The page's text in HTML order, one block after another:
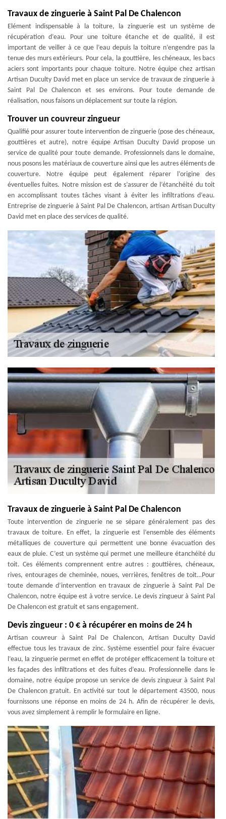
Travaux de zinguerie à Saint Pal De Chalencon
Elément indispensable à la toiture, la zinguerie est un système de
récupération d’eau. Pour une toiture étanche et de qualité, il est
important de veiller à ce que l’eau depuis la toiture n’engendre pas la
tenue des murs extérieurs. Pour cela, la gouttière, les chéneaux, les bacs
aciers sont importants pour chaque toiture. Notre équipe chez artisan
Artisan Duculty David met en place un service de travaux de zinguerie à
Saint Pal De Chalencon et ses environs. Pour toute demande de
réalisation, nous faisons un déplacement sur toute la région.
Trouver un couvreur zingueur
Qualifié pour assurer toute intervention de zinguerie (pose des chéneaux,
gouttières et autre), notre équipe Artisan Duculty David propose un
service de qualité pour toute demande. Professionnels dans le domaine,
nous posons les matériaux de couverture ainsi que les autres éléments de
couverture. Notre équipe peut également réparer l’origine des
éventuelles fuites. Notre mission est de s’assurer de l’étanchéité du toit
en accomplissant toutes tâches visant à éviter les infiltrations d’eau.
Entreprise de zinguerie à Saint Pal De Chalencon, artisan Artisan Duculty
David met en place des services de qualité.
Travaux de zinguerie à Saint Pal De Chalencon
Toute intervention de zinguerie ne se sépare généralement pas des
travaux de toiture. En effet, la zinguerie est l’ensemble des éléments
métalliques de couverture qui permettent une bonne évacuation des
eaux de pluie. C’est un système qui permet une meilleure étanchéité du
toit. Ces éléments comprennent entre autres : gouttières, chéneaux,
rives, entourages de cheminée, noues, verrières, fenêtres de toit…Pour
toute demande d’intervention en travaux de zinguerie à Saint Pal De
Chalencon, notre équipe est à votre service. Le devis zingueur à Saint Pal
De Chalencon est gratuit et sans engagement.
Devis zingueur : 0 € à récupérer en moins de 24 h
Artisan couvreur à Saint Pal De Chalencon, Artisan Duculty David
effectue tous les travaux de zinc. Système essentiel pour faire évacuer
l’eau, la zinguerie permet en effet de protéger efficacement la toiture et
les façades des infiltrations et des fuites d’eau. Professionnelle dans le
domaine, notre équipe propose un service de devis zingueur à Saint Pal
De Chalencon gratuit. En activité sur tout le département 43500, nous
fournissons une réponse en moins de 24 h. Afin de récupérer le devis,
vous avez simplement à remplir le formulaire en ligne.